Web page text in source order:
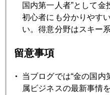
2025年08月19日
今年もジャクソンホールの季
金市場から見るプーチン・
国内第一人者”として
初心者にも分かりやす
い。得意分野はスキー
留意事項
当ブログでは“金の国内
属ビジネスの最新事情